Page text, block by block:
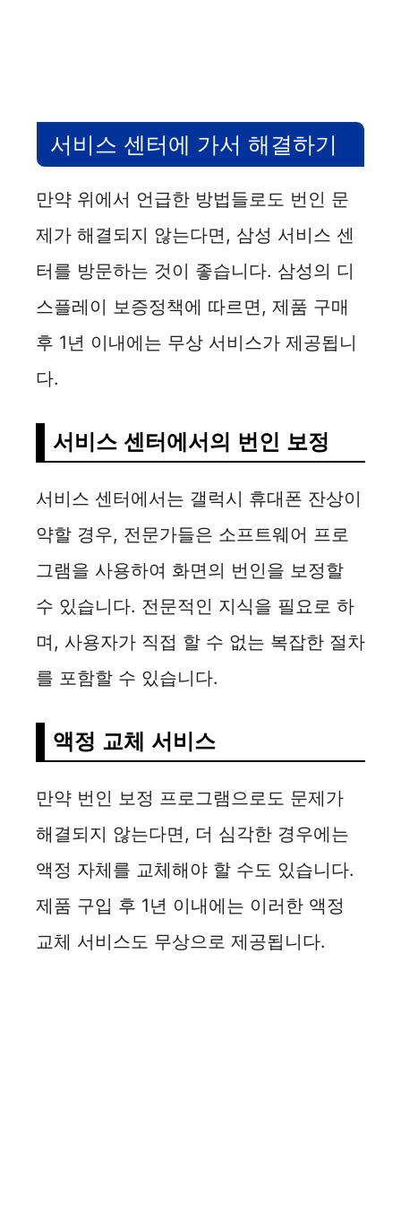
서비스 센터에 가서 해결하기
만약 위에서 언급한 방법들로도 번인 문
제가 해결되지 않는다면, 삼성 서비스 센
터를 방문하는 것이 좋습니다. 삼성의 디
스플레이 보증정책에 따르면, 제품 구매
후 1년 이내에는 무상 서비스가 제공됩니
다.
서비스 센터에서의 번인 보정
서비스 센터에서는 갤럭시 휴대폰 잔상이
약할 경우, 전문가들은 소프트웨어 프로
그램을 사용하여 화면의 번인을 보정할
수 있습니다. 전문적인 지식을 필요로 하
며, 사용자가 직접 할 수 없는 복잡한 절차
를 포함할 수 있습니다.
액정 교체 서비스
만약 번인 보정 프로그램으로도 문제가
해결되지 않는다면, 더 심각한 경우에는
액정 자체를 교체해야 할 수도 있습니다.
제품 구입 후 1년 이내에는 이러한 액정
교체 서비스도 무상으로 제공됩니다.